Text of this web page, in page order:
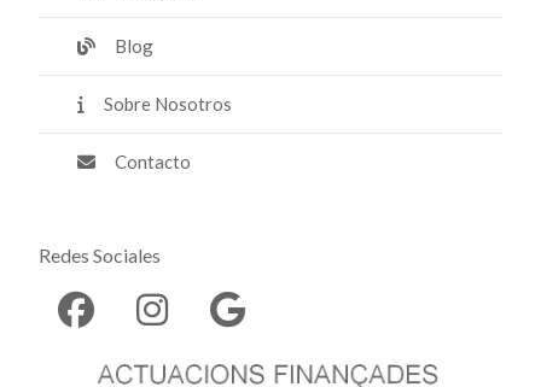
Blog
Sobre Nosotros
Contacto
Redes Sociales